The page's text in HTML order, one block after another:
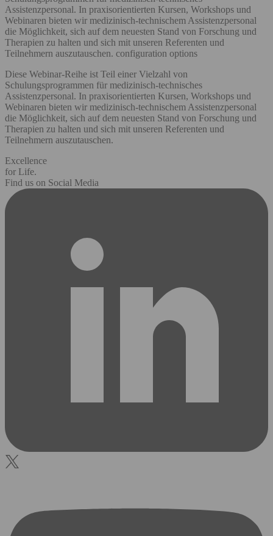
Assistenzpersonal. In praxisorientierten Kursen, Workshops und
Webinaren bieten wir medizinisch-technischem Assistenzpersonal
die Möglichkeit, sich auf dem neuesten Stand von Forschung und
Therapien zu halten und sich mit unseren Referenten und
Teilnehmern auszutauschen. configuration options
Diese Webinar-Reihe ist Teil einer Vielzahl von
Schulungsprogrammen für medizinisch-technisches
Assistenzpersonal. In praxisorientierten Kursen, Workshops und
Webinaren bieten wir medizinisch-technischem Assistenzpersonal
die Möglichkeit, sich auf dem neuesten Stand von Forschung und
Therapien zu halten und sich mit unseren Referenten und
Teilnehmern auszutauschen.
Excellence
for Life.
Find us on Social Media